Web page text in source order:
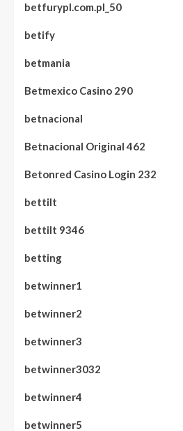
betfurypl.com.pl_50
betify
betmania
Betmexico Casino 290
betnacional
Betnacional Original 462
Betonred Casino Login 232
bettilt
bettilt 9346
betting
betwinner1
betwinner2
betwinner3
betwinner3032
betwinner4
betwinner5